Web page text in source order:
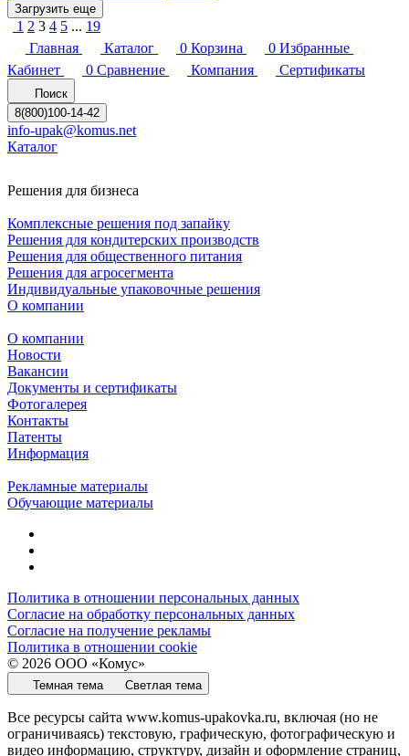
Загрузить еще
1 2 3 4 5 ... 19
Главная
Каталог 0 Корзина 0 Избранные
Кабинет
0 Сравнение Компания Сертификаты
Поиск
8(800)100-14-42
info-upak@komus.net
Каталог
Решения для бизнеса
Комплексные решения под запайку
Решения для кондитерских производств
Решения для общественного питания
Решения для агросегмента
Индивидуальные упаковочные решения
О компании
О компании
Новости
Вакансии
Документы и сертификаты
Фотогалерея
Контакты
Патенты
Информация
Рекламные материалы
Обучающие материалы
Политика в отношении персональных данных
Согласие на обработку персональных данных
Согласие на получение рекламы
Политика в отношении cookie
© 2026 ООО «Комус»
Темная тема Светлая тема
Все ресурсы сайта www.komus-upakovka.ru, включая (но не
ограничиваясь) текстовую, графическую, фотографическую и
видео информацию, структуру, дизайн и оформление страниц,